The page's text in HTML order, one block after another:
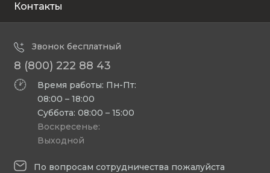
Контакты
Звонок бесплатный
8 (800) 222 88 43
Время работы: Пн-Пт:
08:00 – 18:00
Суббота: 08:00 – 15:00
Воскресенье:
Выходной
По вопросам сотрудничества пожалуйста